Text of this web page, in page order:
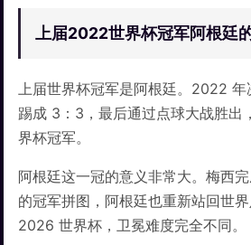
上届2022世界杯冠军阿根廷
上届世界杯冠军是阿根廷。2022 年
踢成 3：3，最后通过点球大战胜出
界杯冠军。
阿根廷这一冠的意义非常大。梅西
的冠军拼图，阿根廷也重新站回世
2026 世界杯，卫冕难度完全不同。